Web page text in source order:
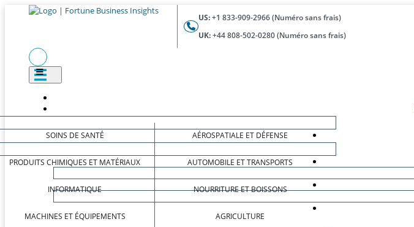
US:+1 833-909-2966 (Numéro sans frais)
UK:+44 808-502-0280 (Numéro sans frais)
SOINS DE SANTÉ
PRODUITS CHIMIQUES ET MATÉRIAUX
INFORMATIQUE
MACHINES ET ÉQUIPEMENTS
AÉROSPATIALE ET DÉFENSE
AUTOMOBILE ET TRANSPORTS
NOURRITURE ET BOISSONS
AGRICULTURE